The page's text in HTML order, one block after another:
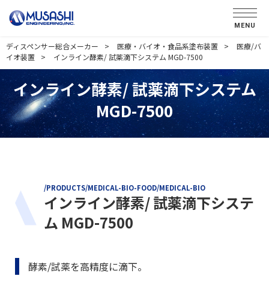
MENU
ディスペンサー総合メーカー 医療・バイオ・食品系塗布装置
医療/バ
イオ装置
インライン酵素/ 試薬滴下システム MGD-7500
インライン酵素/ 試薬滴下システム
MGD-7500
/PRODUCTS/MEDICAL-BIO-FOOD/MEDICAL-BIO
インライン酵素/ 試薬滴下システ
ム MGD-7500
酵素/試薬を高精度に滴下。